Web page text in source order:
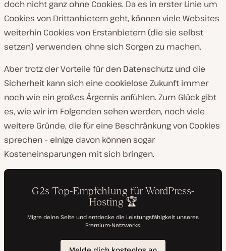
doch nicht ganz ohne Cookies. Da es in erster Linie um
Cookies von Drittanbietern geht, können viele Websites
weiterhin Cookies von Erstanbietern (die sie selbst
setzen) verwenden, ohne sich Sorgen zu machen.
Aber trotz der Vorteile für den Datenschutz und die
Sicherheit kann sich eine cookielose Zukunft immer
noch wie ein großes Ärgernis anfühlen. Zum Glück gibt
es, wie wir im Folgenden sehen werden, noch viele
weitere Gründe, die für eine Beschränkung von Cookies
sprechen – einige davon können sogar
Kosteneinsparungen mit sich bringen.